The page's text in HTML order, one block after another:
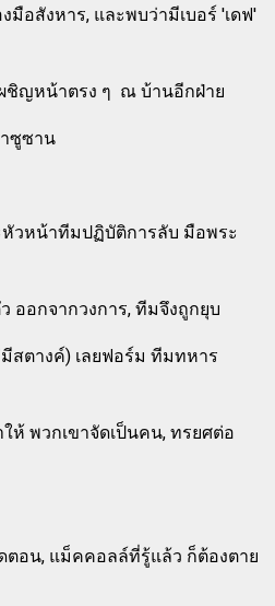
มือสังหาร, และพบว่ามีเบอร์ 'เดฟ'
ชิญหน้าตรง ๆ ณ บ้านอีกฝ่าย
าซูซาน
หัวหน้าทีมปฏิบัติการลับ มือพระ
ออกจากวงการ, ทีมจึงถูกยุบ
สตางค์) เลยฟอร์ม ทีมทหาร
ห้ พวกเขาจัดเป็นคน, ทรยศต่อ
อน, แม็คคอลล์ที่รู้แล้ว ก็ต้องตาย